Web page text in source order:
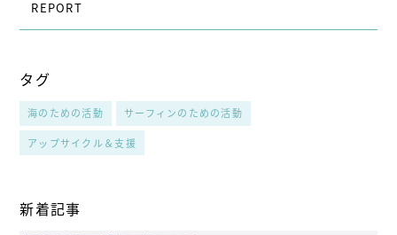
REPORT
タグ
海のための活動 サーフィンのための活動
アップサイクル＆支援
新着記事